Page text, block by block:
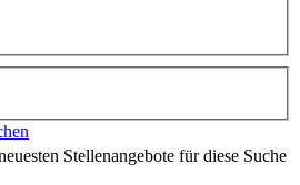
Stellenangebote für diese Suche